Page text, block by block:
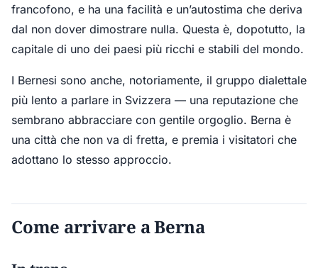
francofono, e ha una facilità e un’autostima che deriva
dal non dover dimostrare nulla. Questa è, dopotutto, la
capitale di uno dei paesi più ricchi e stabili del mondo.
I Bernesi sono anche, notoriamente, il gruppo dialettale
più lento a parlare in Svizzera — una reputazione che
sembrano abbracciare con gentile orgoglio. Berna è
una città che non va di fretta, e premia i visitatori che
adottano lo stesso approccio.
Come arrivare a Berna